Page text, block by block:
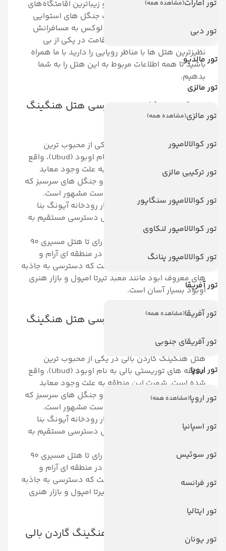
تور امارات(مشاهده همه)
تور دبی
تور مالدیو
تور مالزی
تور مالزی(مشاهده همه)
تور کوالالامپور
تور ترکیبی مالزی
تور کوالالامپور سنگاپور
تور کوالالامپور لنکاوی
تور کوالالامپور پنانگ
تور آفریقا
تور آفریقا(مشاهده همه)
تور آفریقای جنوبی
تور اروپا
تور اروپا(مشاهده همه)
تور اسپانیا
تور سوئیس
تور فرانسه
تور ایتالیا
تور یونان
یکی از مجلل‌ترین، شیک ترین و زیباترین اقامتگاه‌های
جهان نام برد. این هتل در قلب جنگل های استوایی
بالی قرار گرفته است و خدماتی لوکس به مسافرانش
ارائه می دهد. اگر علاقمند به اقامت در یکی از بی
نظیزترین هتل ها با مناظر رویایی را دارید با ما همراه
باشید تا همه اطلاعات مربوط به این هتل را به شما
بدهیم.
موقعیت مکانی و دسترسی هتل هنگینگ
گاردن بالی
هتل هنگینگ گاردن بالی در یکی از محبوب ترین
منطقه‌ های توریستی بالی به نام اوبود (Ubud)، واقع
شده است. شهرت این منطقه به‌ علت وجود معابد
تاریخی، رودخانه های خروشان و جنگل های سرسبز که
دور تا دور هتل را احاطه کرده است مشهور است.
Hanging Gardens Hotel در کنار رودخانه آیونگ بنا
شده است و میهمانان این هتل دسترسی مستقیم به
طبیعت بکر دارند.
از فرودگاه بین المللی انگوراه رای تا هتل مسیری 90
دقیقه ای را طی می کنید. هتل در منطقه ای آرام و
نسبتا دور افتاده قرار گرفته است که دسترسی به جاذبه
های معروف ابود مانند معبد تیرتا امپول و بازار هنری
اوبود بسیار آسان است.
موقعیت مکانی و دسترسی هتل هنگینگ
هتل هنگینگ گاردن بالی در یکی از محبوب ترین
منطقه‌ های توریستی بالی به نام اوبود (Ubud)، واقع
شده است. شهرت این منطقه به‌ علت وجود معابد
تاریخی، رودخانه های خروشان و جنگل های سرسبز که
دور تا دور هتل را احاطه کرده است مشهور است.
Hanging Gardens Hotel در کنار رودخانه آیونگ بنا
شده است و میهمانان این هتل دسترسی مستقیم به
از فرودگاه بین المللی انگوراه رای تا هتل مسیری 90
دقیقه ای را طی می کنید. هتل در منطقه ای آرام و
نسبتا دور افتاده قرار گرفته است که دسترسی به جاذبه
های معروف ابود مانند معبد تیرتا امپول و بازار هنری
معماری و طراحی هتل هنگینگ گاردن بالی